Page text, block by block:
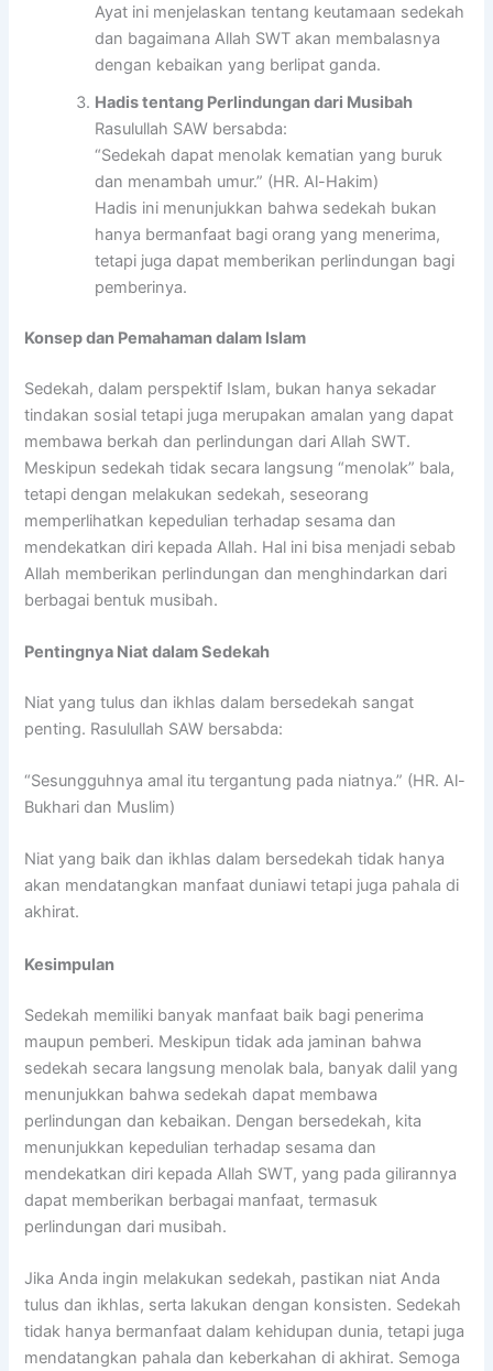
Ayat ini menjelaskan tentang keutamaan sedekah
dan bagaimana Allah SWT akan membalasnya
dengan kebaikan yang berlipat ganda.
Hadis tentang Perlindungan dari Musibah
Rasulullah SAW bersabda:
“Sedekah dapat menolak kematian yang buruk
dan menambah umur.” (HR. Al-Hakim)
Hadis ini menunjukkan bahwa sedekah bukan
hanya bermanfaat bagi orang yang menerima,
tetapi juga dapat memberikan perlindungan bagi
pemberinya.
Konsep dan Pemahaman dalam Islam
Sedekah, dalam perspektif Islam, bukan hanya sekadar
tindakan sosial tetapi juga merupakan amalan yang dapat
membawa berkah dan perlindungan dari Allah SWT.
Meskipun sedekah tidak secara langsung “menolak” bala,
tetapi dengan melakukan sedekah, seseorang
memperlihatkan kepedulian terhadap sesama dan
mendekatkan diri kepada Allah. Hal ini bisa menjadi sebab
Allah memberikan perlindungan dan menghindarkan dari
berbagai bentuk musibah.
Pentingnya Niat dalam Sedekah
Niat yang tulus dan ikhlas dalam bersedekah sangat
penting. Rasulullah SAW bersabda:
“Sesungguhnya amal itu tergantung pada niatnya.” (HR. Al-
Bukhari dan Muslim)
Niat yang baik dan ikhlas dalam bersedekah tidak hanya
akan mendatangkan manfaat duniawi tetapi juga pahala di
akhirat.
Kesimpulan
Sedekah memiliki banyak manfaat baik bagi penerima
maupun pemberi. Meskipun tidak ada jaminan bahwa
sedekah secara langsung menolak bala, banyak dalil yang
menunjukkan bahwa sedekah dapat membawa
perlindungan dan kebaikan. Dengan bersedekah, kita
menunjukkan kepedulian terhadap sesama dan
mendekatkan diri kepada Allah SWT, yang pada gilirannya
dapat memberikan berbagai manfaat, termasuk
perlindungan dari musibah.
Jika Anda ingin melakukan sedekah, pastikan niat Anda
tulus dan ikhlas, serta lakukan dengan konsisten. Sedekah
tidak hanya bermanfaat dalam kehidupan dunia, tetapi juga
mendatangkan pahala dan keberkahan di akhirat. Semoga